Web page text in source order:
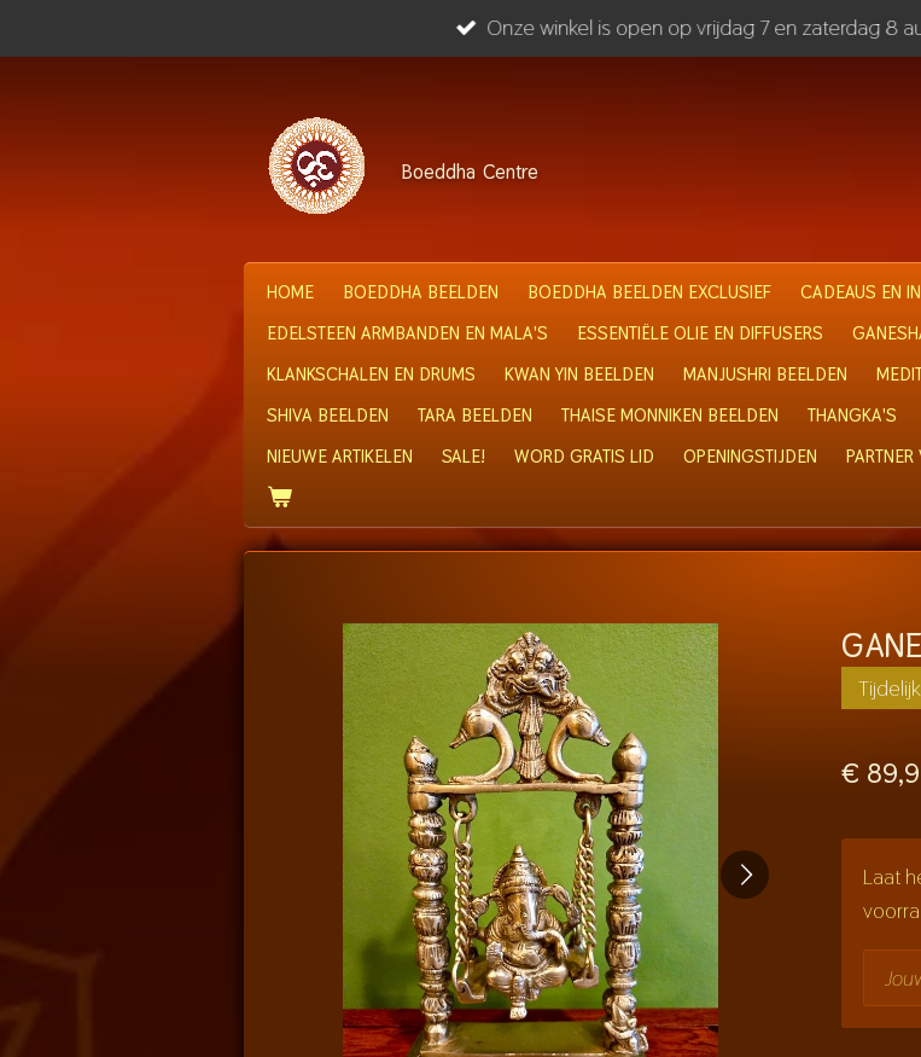
direct
Onze winkel is open op vrijdag 7 en zaterdag 8
Boeddha Centre
HOME BOEDDHA BEELDEN BOEDDHA BEELDEN EXCLUSIEF CADEAUS EN
EDELSTEEN ARMBANDEN EN MALA'S
ESSENTIËLE OLIE EN DIFFUSERS
KLANKSCHALEN EN DRUMS
KWAN YIN BEELDEN MANJUSHRI BEELDEN
SHIVA BEELDEN
TARA BEELDEN THAISE MONNIKEN BEELDEN THANGKA'S
NIEUWE ARTIKELEN
SALE! WORD GRATIS LID OPENINGSTIJDEN
€
Laat